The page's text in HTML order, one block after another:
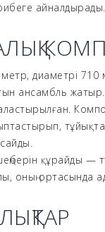
айналдырады.
метр, диаметрі
ансамбль
құрайды —
оның